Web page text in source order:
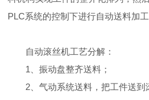
PLC系统的控制下进行自动送料加工
自动滚丝机工艺分解：
1、振动盘整齐送料；
2、气动系统送料，把工件送到